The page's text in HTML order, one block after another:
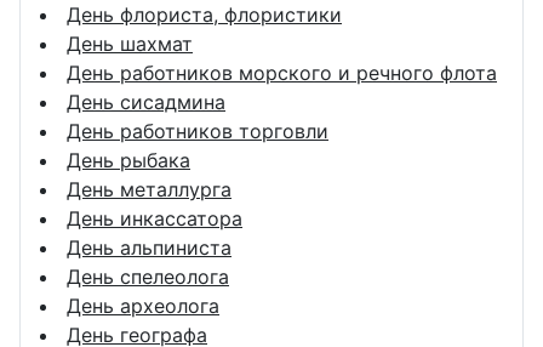
День флориста, флористики
День шахмат
День работников морского и речного флота
День сисадмина
День работников торговли
День рыбака
День металлурга
День инкассатора
День альпиниста
День спелеолога
День археолога
День географа